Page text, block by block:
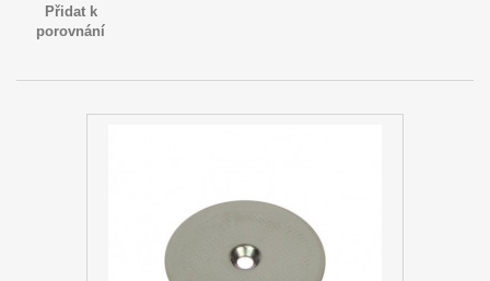
Přidat k
porovnání